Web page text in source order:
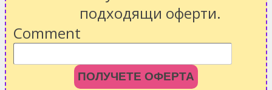
подходящи оферти.
Comment
ПОЛУЧЕТЕ ОФЕРТА